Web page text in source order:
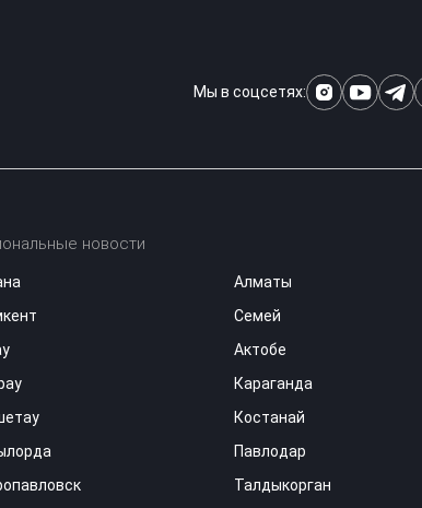
Мы в соцсетях:
новости
Алматы
Семей
Актобе
Караганда
Костанай
Павлодар
Талдыкорган